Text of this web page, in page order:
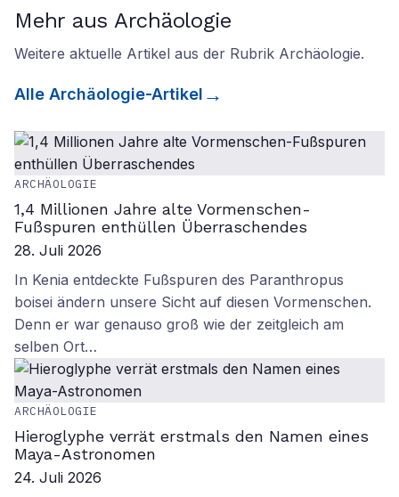
Mehr aus Archäologie
Weitere aktuelle Artikel aus der Rubrik Archäologie.
Alle Archäologie-Artikel
ARCHÄOLOGIE
1,4 Millionen Jahre alte Vormenschen-
Fußspuren enthüllen Überraschendes
28. Juli 2026
In Kenia entdeckte Fußspuren des Paranthropus
boisei ändern unsere Sicht auf diesen Vormenschen.
Denn er war genauso groß wie der zeitgleich am
selben Ort…
ARCHÄOLOGIE
Hieroglyphe verrät erstmals den Namen eines
Maya-Astronomen
24. Juli 2026